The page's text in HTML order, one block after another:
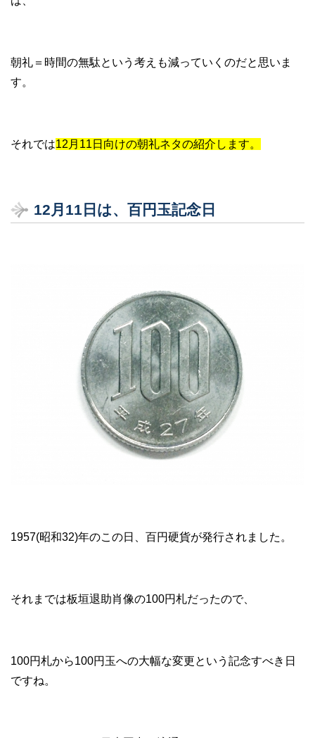
朝礼＝時間の無駄という考えも減っていくのだと思いま
す。
それでは12月11日向けの朝礼ネタの紹介します。
12 月11 日は、百円玉記念日
1957(昭和32)年のこの日、百円硬貨が発行されました。
それまでは板垣退助肖像の100円札だったので、
100円札から100円玉への大幅な変更という記念すべき日
ですね。